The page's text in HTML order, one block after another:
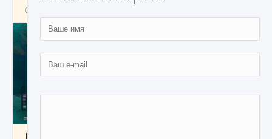
Как приручить существ из степей Тамура в